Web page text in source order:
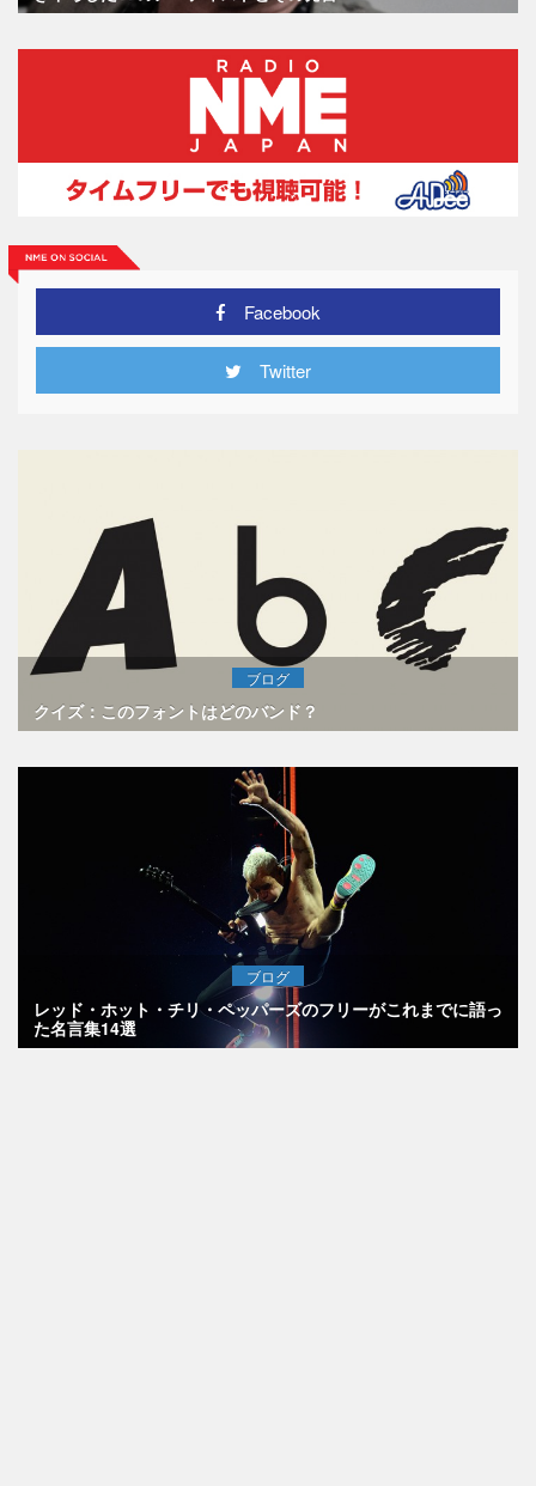
Facebook
Twitter
ブログ
クイズ：このフォントはどのバンド？
ブログ
レッド・ホット・チリ・ペッパーズのフリーがこれまでに語っ
た名言集14選